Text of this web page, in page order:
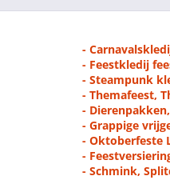
-
- Feestkledij
- Steampunk
- Themafeest,
-
- Grappige
- Oktoberfeste
-
- Schmink,